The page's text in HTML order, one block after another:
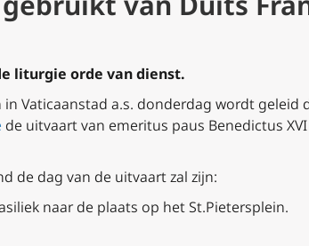
liturgie orde van dienst.
Vaticaanstad a.s. donderdag wordt geleid
de uitvaart van emeritus paus Benedictus
de dag van de uitvaart zal zijn:
naar de plaats op het St.Pietersplein.